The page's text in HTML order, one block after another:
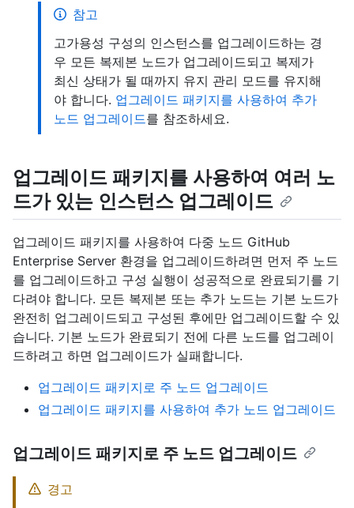
참고
고가용성 구성의 인스턴스를 업그레이드하는 경
우 모든 복제본 노드가 업그레이드되고 복제가
최신 상태가 될 때까지 유지 관리 모드를 유지해
야 합니다. 업그레이드 패키지를 사용하여 추가
노드 업그레이드를 참조하세요.
업그레이드 패키지를 사용하여 여러 노
드가 있는 인스턴스 업그레이드
업그레이드 패키지를 사용하여 다중 노드 GitHub
Enterprise Server 환경을 업그레이드하려면 먼저 주 노드
를 업그레이드하고 구성 실행이 성공적으로 완료되기를 기
다려야 합니다. 모든 복제본 또는 추가 노드는 기본 노드가
완전히 업그레이드되고 구성된 후에만 업그레이드할 수 있
습니다. 기본 노드가 완료되기 전에 다른 노드를 업그레이
드하려고 하면 업그레이드가 실패합니다.
업그레이드 패키지로 주 노드 업그레이드
업그레이드 패키지를 사용하여 추가 노드 업그레이드
업그레이드 패키지로 주 노드 업그레이드
경고